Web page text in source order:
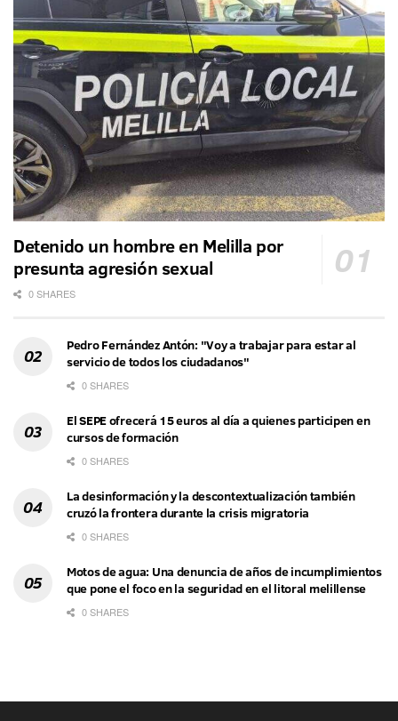
Detenido un hombre en Melilla por
presunta agresión sexual
0 SHARES
Pedro Fernández Antón: "Voy a trabajar para estar al
servicio de todos los ciudadanos"
0 SHARES
El SEPE ofrecerá 15 euros al día a quienes participen en
cursos de formación
0 SHARES
La desinformación y la descontextualización también
cruzó la frontera durante la crisis migratoria
0 SHARES
Motos de agua: Una denuncia de años de incumplimientos
que pone el foco en la seguridad en el litoral melillense
0 SHARES